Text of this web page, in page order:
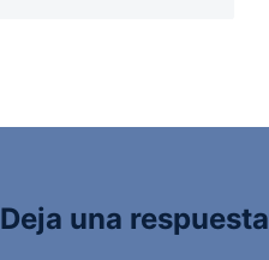
Deja una respuesta